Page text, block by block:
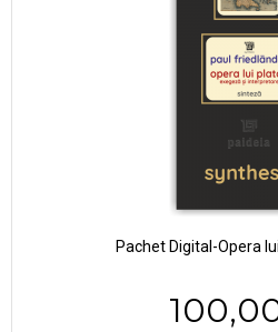
Pachet Digital-Opera lui